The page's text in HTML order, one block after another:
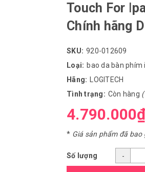
Touch For
Chính hãng
SKU: 920-012609
Loại: bao da bàn phím
Hãng:
LOGITECH
Tình trạng: Còn hàng
* Giá sản phẩm đã bao
Số lượng -